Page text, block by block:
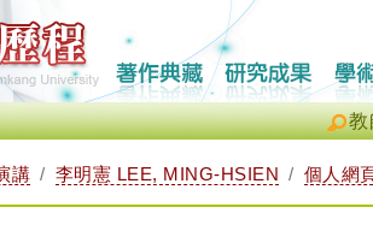
教
講 李明憲 LEE, MING-HSIEN 個人網